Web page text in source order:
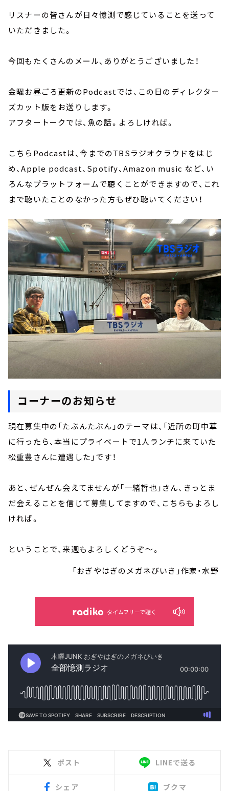
リスナーの皆さんが日々憶測で感じていることを送って
いただきました。
今回もたくさんのメール、ありがとうございました！
金曜お昼ごろ更新のPodcastでは、この日のディレクター
ズカット版をお送りします。
アフタートークでは、魚の話。よろしければ。
こちらPodcastは、今までのTBSラジオクラウドをはじ
め、Apple podcast、Spotify、Amazon music など、い
ろんなプラットフォームで聴くことができますので、これ
まで聴いたことのなかった方もぜひ聴いてください！
コーナーのお知らせ
現在募集中の「たぶんたぶん」のテーマは、「近所の町中華
に行ったら、本当にプライベートで1人ランチに来ていた
松重豊さんに遭遇した」です！
あと、ぜんぜん会えてませんが「一緒哲也」さん、きっとま
だ会えることを信じて募集してますので、こちらもよろし
ければ。
ということで、来週もよろしくどうぞ～。
「おぎやはぎのメガネびいき」作家・水野
タイムフリーで聴く
ポスト LINEで送る
シェア ブクマ